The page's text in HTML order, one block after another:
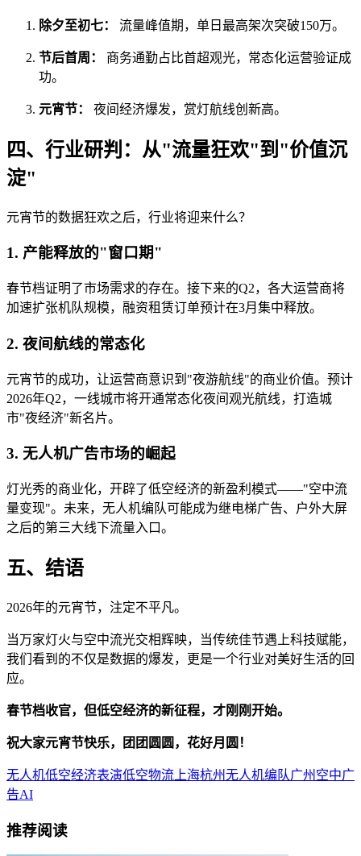
除夕至初七： 流量峰值期，单日最高架次突破150万。
节后首周：
商务通勤占比首超观光，常态化运营验证成
功。
元宵节： 夜间经济爆发，赏灯航线创新高。
四、行业研判：从"流量狂欢"到"价值沉
淀"
元宵节的数据狂欢之后，行业将迎来什么？
1. 产能释放的"窗口期"
春节档证明了市场需求的存在。接下来的Q2，各大运营商将
加速扩张机队规模，融资租赁订单预计在3月集中释放。
2. 夜间航线的常态化
元宵节的成功，让运营商意识到"夜游航线"的商业价值。预计
2026年Q2，一线城市将开通常态化夜间观光航线，打造城
市"夜经济"新名片。
3. 无人机广告市场的崛起
灯光秀的商业化，开辟了低空经济的新盈利模式——"空中流
量变现"。未来，无人机编队可能成为继电梯广告、户外大屏
之后的第三大线下流量入口。
五、结语
2026年的元宵节，注定不平凡。
当万家灯火与空中流光交相辉映，当传统佳节遇上科技赋能，
我们看到的不仅是数据的爆发，更是一个行业对美好生活的回
应。
春节档收官，但低空经济的新征程，才刚刚开始。
祝大家元宵节快乐，团团圆圆，花好月圆！
无人机低空经济表演低空物流 上海杭州无人机编队广州 空中广
告AI
推荐阅读